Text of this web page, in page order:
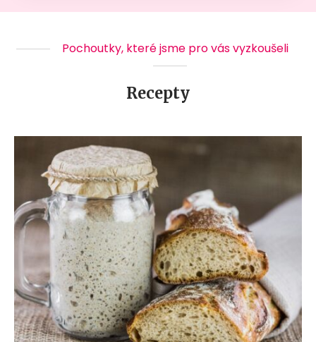
Pochoutky, které jsme pro vás vyzkoušeli
Recepty